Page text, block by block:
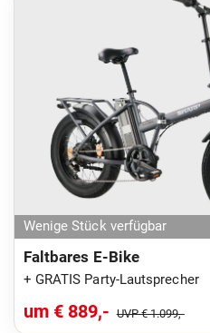
Wenige Stück verfügbar
Faltbares E-Bike
+ GRATIS Party-Lautsprecher
um € 889,- UVP € 1.099,-